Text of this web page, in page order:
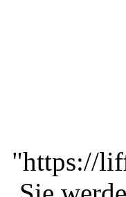
"https://